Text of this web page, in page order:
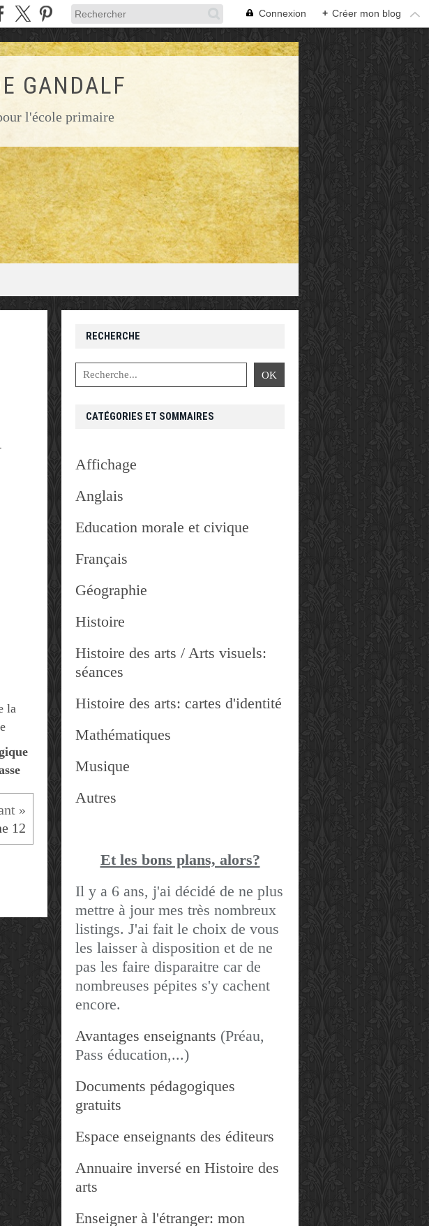
Connexion + Créer mon blog
GANDALF
l'école primaire
12
RECHERCHE
CATÉGORIES ET SOMMAIRES
Affichage
Anglais
Education morale et civique
Français
Géographie
Histoire
Histoire des arts / Arts visuels:
séances
Histoire des arts: cartes d'identité
Mathématiques
Musique
Autres
Et les bons plans, alors?
Il y a 6 ans, j'ai décidé de ne plus
mettre à jour mes très nombreux
listings. J'ai fait le choix de vous
les laisser à disposition et de ne
pas les faire disparaitre car de
nombreuses pépites s'y cachent
encore.
Avantages enseignants (Préau,
Pass éducation,...)
Documents pédagogiques
gratuits
Espace enseignants des éditeurs
Annuaire inversé en Histoire des
arts
Enseigner à l'étranger: mon